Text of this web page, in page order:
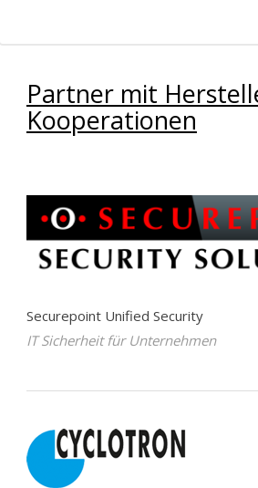
Partner mit
Kooperationen
Securepoint Unified Security
IT Sicherheit für Unternehmen